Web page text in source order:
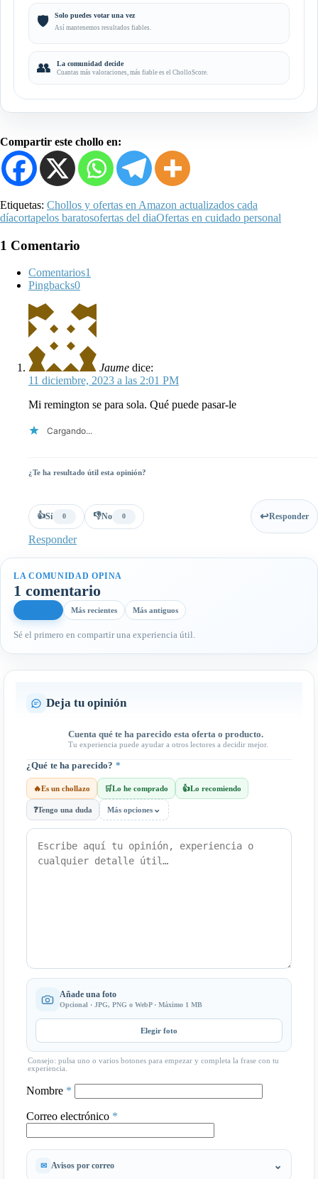
🛡️ Solo puedes votar una vez
Así mantenemos resultados fiables.
👥 La comunidad decide
Cuantas más valoraciones, más fiable es el CholloScore.
Compartir este chollo en:
Etiquetas: Chollos y ofertas en Amazon actualizados cada
díacortapelos baratosofertas del diaOfertas en cuidado personal
1 Comentario
Comentarios1
Pingbacks0
Jaume dice:
11 diciembre, 2023 a las 2:01 PM
Mi remington se para sola. Qué puede pasar-le
Cargando...
¿Te ha resultado útil esta opinión?
👍Sí 0 👎No 0 Responder
Responder
LA COMUNIDAD OPINA
1 comentario
Más recientes Más antiguos
Sé el primero en compartir una experiencia útil.
Deja tu opinión
Cuenta qué te ha parecido esta oferta o producto.
Tu experiencia puede ayudar a otros lectores a decidir mejor.
¿Qué te ha parecido? *
🔥Es un chollazo 🛒Lo he comprado 👍Lo recomiendo
❓Tengo una duda Más opciones ⌄
Añade una foto
Opcional · JPG, PNG o WebP · Máximo 1 MB
Elegir foto
Consejo: pulsa uno o varios botones para empezar y completa la frase con tu
experiencia.
Nombre *
Correo electrónico *
Avisos por correo